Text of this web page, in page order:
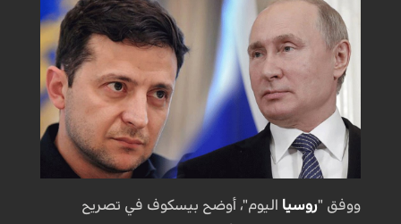
ووفق "روسيا اليوم"، أوضح بيسكوف في تصريح